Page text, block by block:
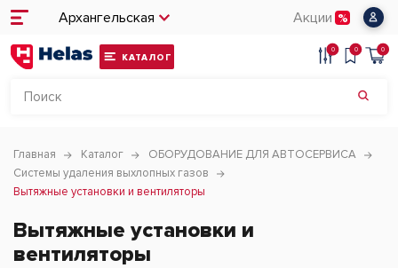
Архангельская Акции
КАТАЛОГ
0 0 0
Главная Каталог
ОБОРУДОВАНИЕ ДЛЯ АВТОСЕРВИСА
Системы удаления выхлопных газов
Вытяжные установки и вентиляторы
Вытяжные установки и
вентиляторы